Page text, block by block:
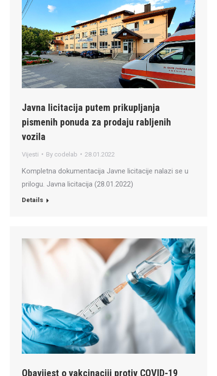
Javna licitacija putem prikupljanja
pismenih ponuda za prodaju rabljenih
vozila
Vijesti By codelab 28.01.2022
Kompletna dokumentacija Javne licitacije nalazi se u
prilogu. Javna licitacija (28.01.2022)
Details
Obavijest o vakcinaciji protiv COVID-19